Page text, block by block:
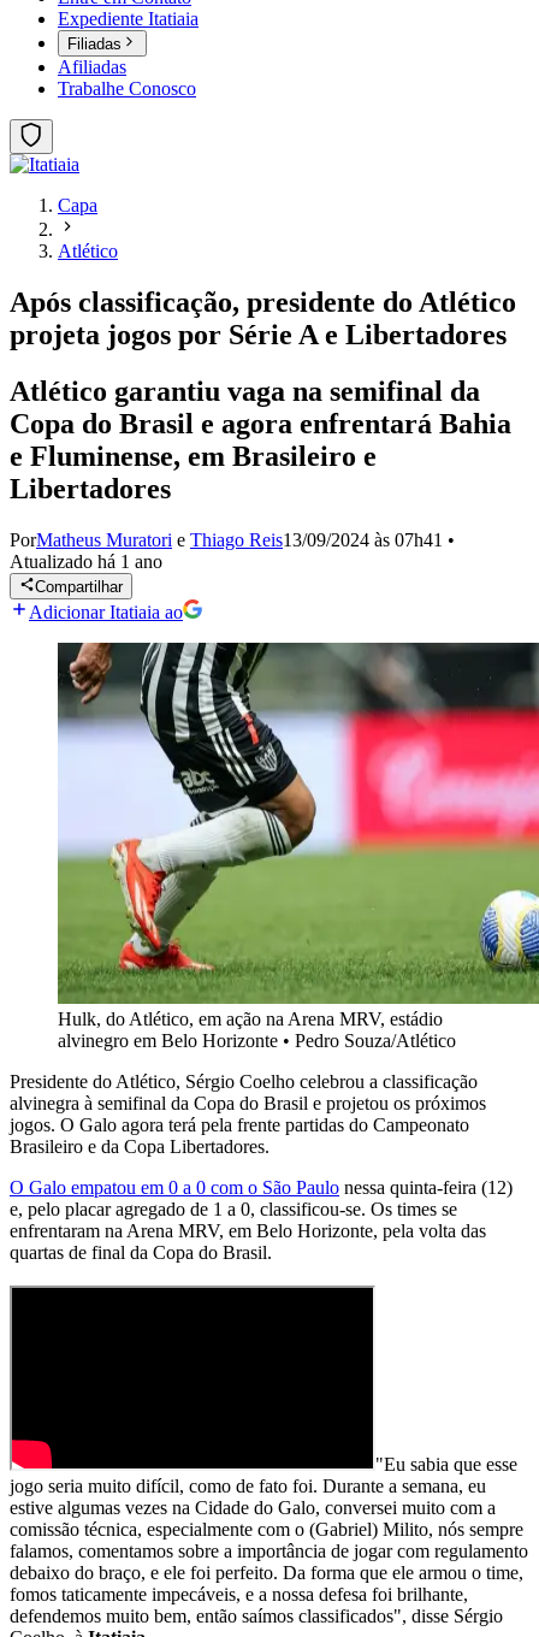
Expediente Itatiaia
Filiadas
Afiliadas
Trabalhe Conosco
Capa
Atlético
Após classificação, presidente do Atlético
projeta jogos por Série A e Libertadores
Atlético garantiu vaga na semifinal da
Copa do Brasil e agora enfrentará Bahia
e Fluminense, em Brasileiro e
Libertadores
PorMatheus Muratori e Thiago Reis13/09/2024 às 07h41 •
Atualizado há 1 ano
Compartilhar
Adicionar Itatiaia ao
Hulk, do Atlético, em ação na Arena MRV, estádio
alvinegro em Belo Horizonte • Pedro Souza/Atlético
Presidente do Atlético, Sérgio Coelho celebrou a classificação
alvinegra à semifinal da Copa do Brasil e projetou os próximos
jogos. O Galo agora terá pela frente partidas do Campeonato
Brasileiro e da Copa Libertadores.
O Galo empatou em 0 a 0 com o São Paulo nessa quinta-feira (12)
e, pelo placar agregado de 1 a 0, classificou-se. Os times se
enfrentaram na Arena MRV, em Belo Horizonte, pela volta das
quartas de final da Copa do Brasil.
"Eu sabia que esse
jogo seria muito difícil, como de fato foi. Durante a semana, eu
estive algumas vezes na Cidade do Galo, conversei muito com a
comissão técnica, especialmente com o (Gabriel) Milito, nós sempre
falamos, comentamos sobre a importância de jogar com regulamento
debaixo do braço, e ele foi perfeito. Da forma que ele armou o time,
fomos taticamente impecáveis, e a nossa defesa foi brilhante,
defendemos muito bem, então saímos classificados", disse Sérgio